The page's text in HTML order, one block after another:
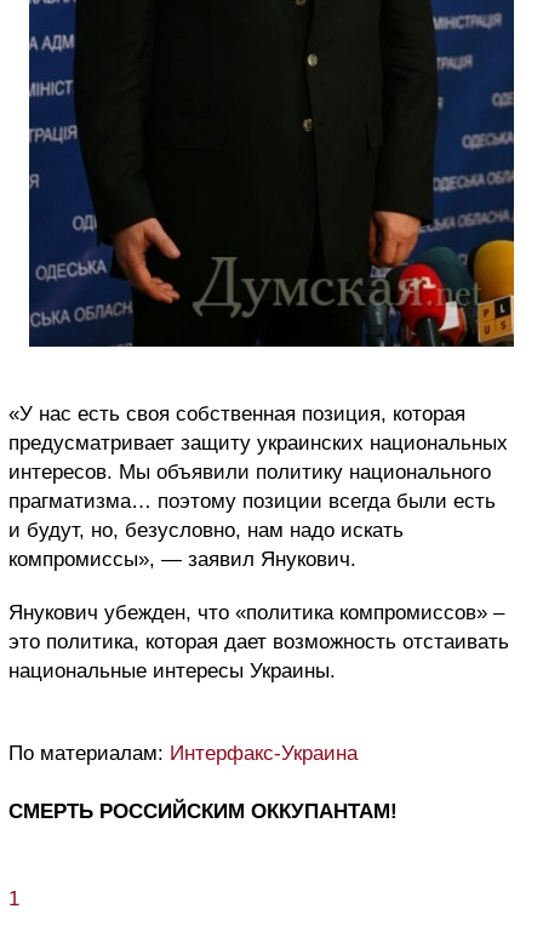
«У нас есть своя собственная позиция, которая
предусматривает защиту украинских национальных
интересов. Мы объявили политику национального
прагматизма… поэтому позиции всегда были есть
и будут, но, безусловно, нам надо искать
компромиссы», — заявил Янукович.
Янукович убежден, что «политика компромиссов» –
это политика, которая дает возможность отстаивать
национальные интересы Украины.
По материалам: Интерфакс-Украина
СМЕРТЬ РОССИЙСКИМ ОККУПАНТАМ!
1